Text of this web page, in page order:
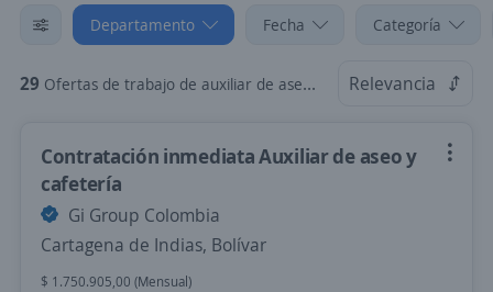
Departamento Fecha Categoría
29 Ofertas de trabajo de auxiliar de aseo en Bolívar Relevancia
Contratación inmediata Auxiliar de aseo y
cafetería
Gi Group Colombia
Cartagena de Indias, Bolívar
$ 1.750.905,00 (Mensual)